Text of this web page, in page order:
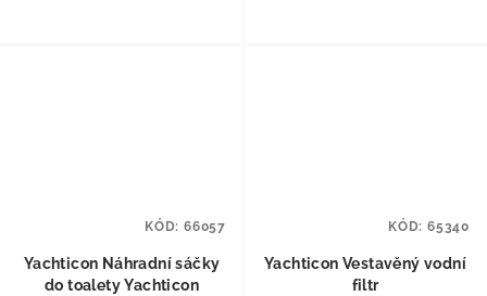
Yachticon Náhradní sáčky
do toalety Yachticon
KÓD: 66057
Yachticon Vestavěný vodní
filtr
KÓD: 65340